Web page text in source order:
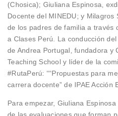
(Chosica); Giuliana Espinosa,
Docente del MINEDU; y Milagros
de los padres de familia a través
a Clases Perú. La conducción
de Andrea Portugal, fundadora y
Teaching School y líder de la
#RutaPerú: ““Propuestas para
carrera docente” de IPAE Acción
Para empezar, Giuliana